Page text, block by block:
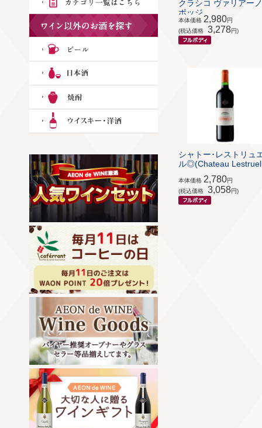
クラシコ ヴァリアー
ポッジ...
本体価格 2,980円
(税込価格
3,278円)
シャトー･レストリュ
ル◎(Chateau
本体価格 2,780円
(税込価格
3,058円)